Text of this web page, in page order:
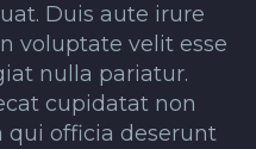
Duis aute irure
voluptate velit esse
nulla pariatur.
cupidatat non
qui officia deserunt